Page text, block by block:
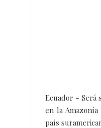
Ecuador - Será
en la
país